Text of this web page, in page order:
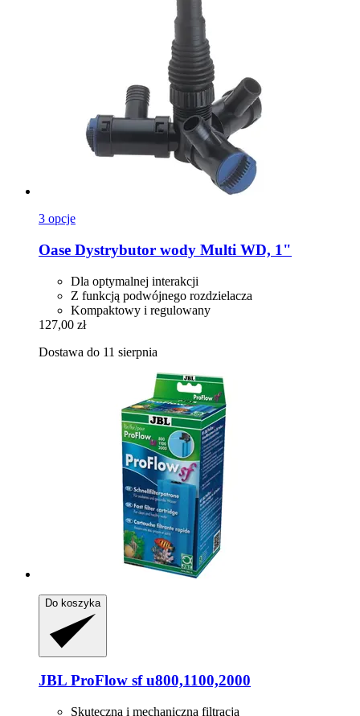
3 opcje
Oase Dystrybutor wody Multi WD, 1"
Dla optymalnej interakcji
Z funkcją podwójnego rozdzielacza
Kompaktowy i regulowany
127,00 zł
Dostawa do 11 sierpnia
Do koszyka
JBL ProFlow sf u800,1100,2000
Skuteczna i mechaniczna filtracja